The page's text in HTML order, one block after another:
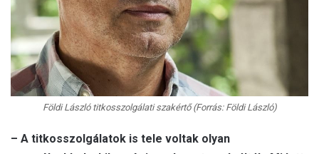
Földi László titkosszolgálati szakértő (Forrás: Földi László)
– A titkosszolgálatok is tele voltak olyan